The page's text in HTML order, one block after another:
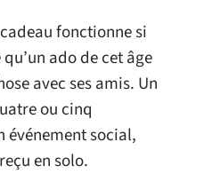
fonctionne si
ado de cet âge
avec ses amis. Un
ou cinq
événement social,
en solo.